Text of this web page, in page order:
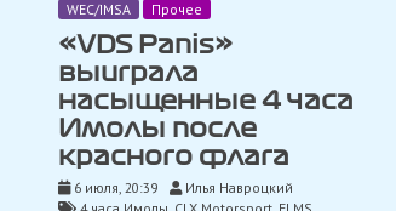
WEC/IMSA Прочее
«VDS Panis»
выиграла
насыщенные 4 часа
Имолы после
красного флага
6 июля, 20:39
Илья Навроцкий